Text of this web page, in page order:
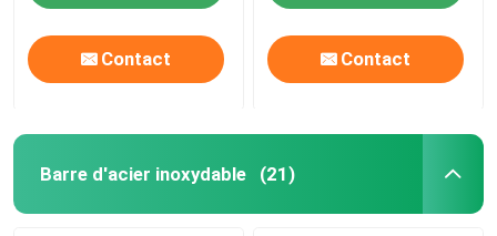
Contact Contact
Barre d'acier inoxydable (21)